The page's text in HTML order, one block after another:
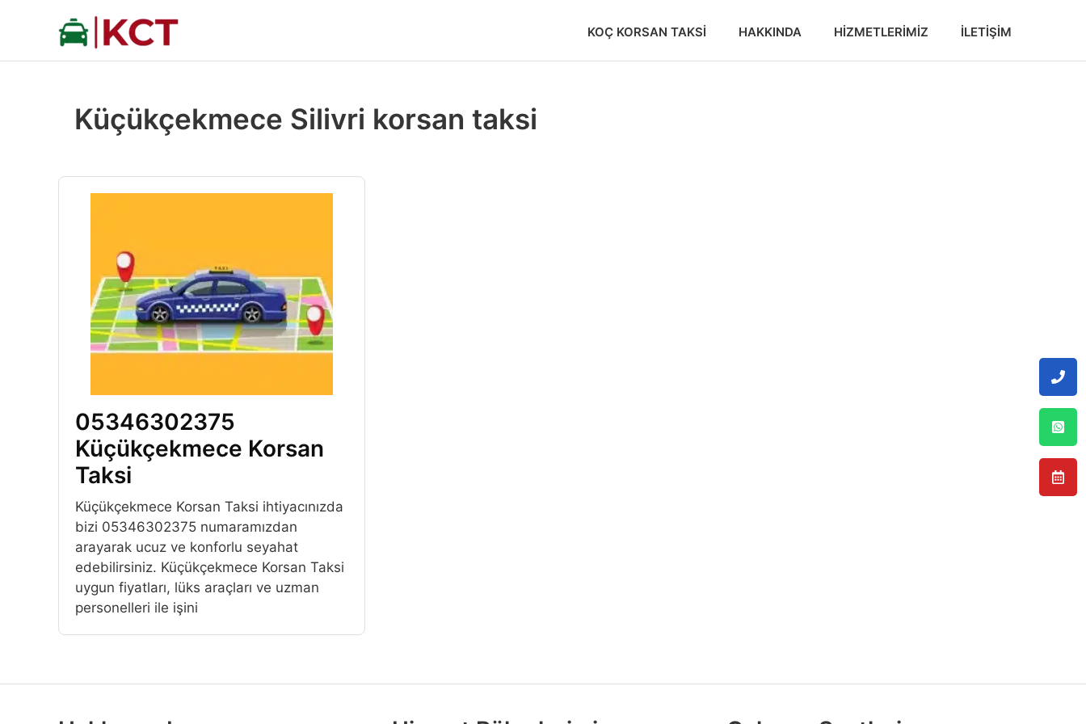
KOÇ KORSAN TAKSI HAKKINDA HIZMETLERIMIZ İLETIŞIM
Küçükçekmece Silivri korsan taksi
05346302375
Küçükçekmece Korsan
Taksi
Küçükçekmece Korsan Taksi ihtiyacınızda
bizi 05346302375 numaramızdan
arayarak ucuz ve konforlu seyahat
edebilirsiniz. Küçükçekmece Korsan Taksi
uygun fiyatları, lüks araçları ve uzman
personelleri ile işini